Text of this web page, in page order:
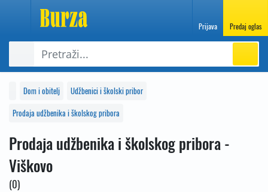
Prijava Predaj oglas
Dom i obitelj
Udžbenici i školski pribor
Prodaja udžbenika i školskog pribora
Prodaja udžbenika i školskog pribora -
Viškovo
0